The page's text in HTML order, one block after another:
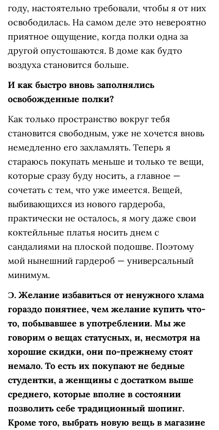
году, настоятельно требовали, чтобы я от них
освободилась. На самом деле это невероятно
приятное ощущение, когда полки одна за
другой опустошаются. В доме как будто
воздуха становится больше.
И как быстро вновь заполнялись
освобожденные полки?
Как только пространство вокруг тебя
становится свободным, уже не хочется вновь
немедленно его захламлять. Теперь я
стараюсь покупать меньше и только те вещи,
которые сразу буду носить, а главное —
сочетать с тем, что уже имеется. Вещей,
выбивающихся из нового гардероба,
практически не осталось, я могу даже свои
коктейльные платья носить днем с
сандалиями на плоской подошве. Поэтому
мой нынешний гардероб — универсальный
минимум.
Ɔ. Желание избавиться от ненужного хлама
гораздо понятнее, чем желание купить что-
то, побывавшее в употреблении. Мы же
говорим о вещах статусных, и, несмотря на
хорошие скидки, они по-прежнему стоят
немало. То есть их покупают не бедные
студентки, а женщины с достатком выше
среднего, которые вполне в состоянии
позволить себе традиционный шопинг.
Кроме того, выбрать новую вещь в магазине